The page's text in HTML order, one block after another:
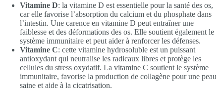
Vitamine D: la vitamine D est essentielle pour la santé des os,
car elle favorise l’absorption du calcium et du phosphate dans
l’intestin. Une carence en vitamine D peut entraîner une
faiblesse et des déformations des os. Elle soutient également le
système immunitaire et peut aider à renforcer les défenses.
Vitamine C: cette vitamine hydrosoluble est un puissant
antioxydant qui neutralise les radicaux libres et protège les
cellules du stress oxydatif. La vitamine C soutient le système
immunitaire, favorise la production de collagène pour une peau
saine et aide à la cicatrisation.